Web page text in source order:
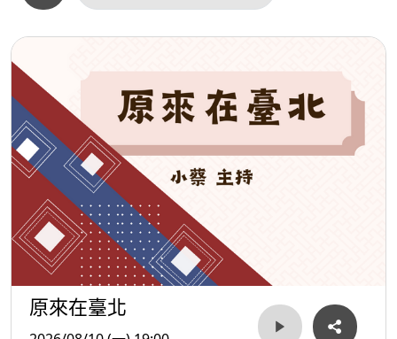
＜單元一＞：站起來、紅葉傳奇、沒有月亮的晚上
＜單元二＞：梅雨季
＜單元三＞：一個人(真愛、紋面樂團)、一個人跳舞
原來在臺北